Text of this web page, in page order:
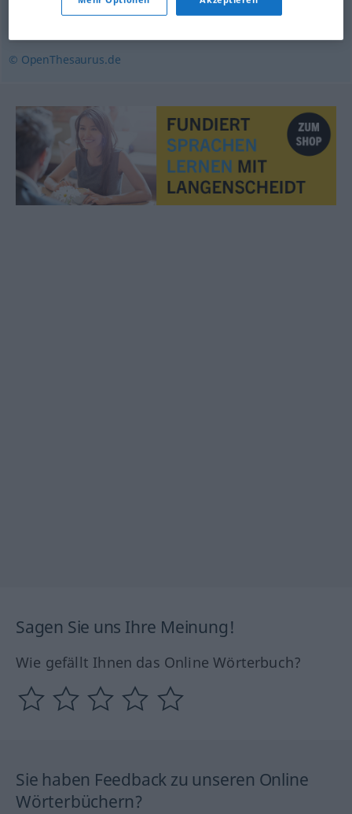
© OpenThesaurus.de
Sagen Sie uns Ihre Meinung!
Wie gefällt Ihnen das Online Wörterbuch?
Sie haben Feedback zu unseren Online
Wörterbüchern?